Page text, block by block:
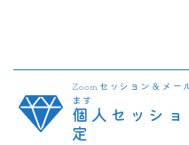
Zoomセッション＆メ
ます
個人セッシ
定